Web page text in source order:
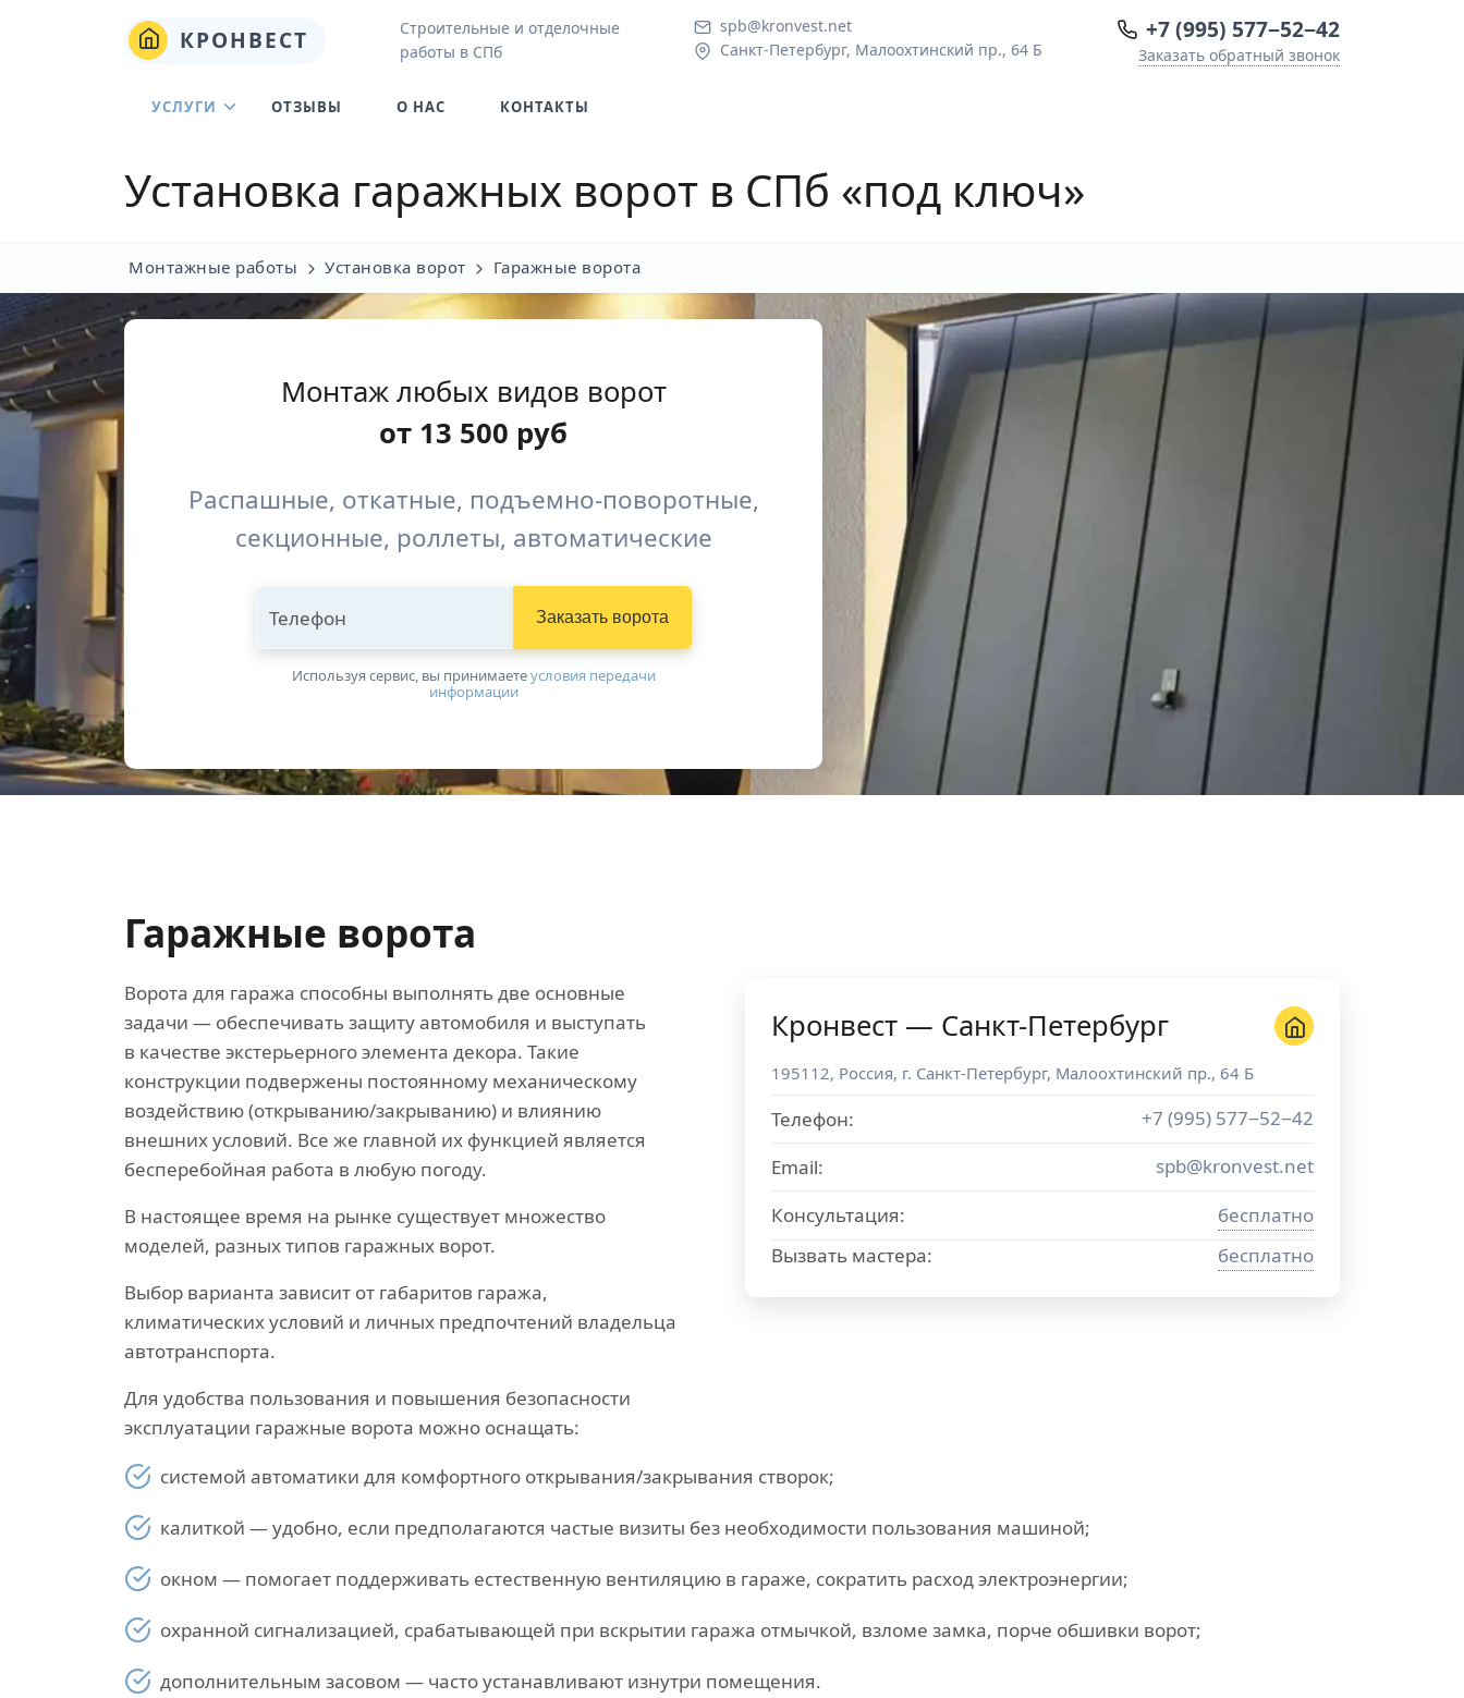
КРОНВЕСТ
Строительные и отделочные
работы в СПб
spb@kronvest.net
Санкт-Петербург, Малоохтинский пр., 64 Б
+7 (995) 577−52−42
Заказать обратный звонок
УСЛУГИ ОТЗЫВЫ О НАС КОНТАКТЫ
Установка гаражных ворот в СПб «под ключ»
Монтажные работы Установка ворот Гаражные ворота
Монтаж любых видов ворот
от 13 500 руб
Распашные, откатные, подъемно-поворотные,
секционные, роллеты, автоматические
Телефон Заказать ворота
Используя сервис, вы принимаетeусловия передачи
информации
Гаражные ворота
Ворота для гаража способны выполнять две основные
задачи — обеспечивать защиту автомобиля и выступать
в качестве экстерьерного элемента декора. Такие
конструкции подвержены постоянному механическому
воздействию (открыванию/закрыванию) и влиянию
внешних условий. Все же главной их функцией является
бесперебойная работа в любую погоду.
В настоящее время на рынке существует множество
моделей, разных типов гаражных ворот.
Выбор варианта зависит от габаритов гаража,
климатических условий и личных предпочтений владельца
автотранспорта.
Для удобства пользования и повышения безопасности
эксплуатации гаражные ворота можно оснащать:
Кронвест — Санкт-Петербург
195112, Россия, г. Санкт-Петербург, Малоохтинский пр., 64 Б
Телефон:
+7 (995) 577−52−42
Email:
spb@kronvest.net
Консультация:
бесплатно
Вызвать мастера:
бесплатно
системой автоматики для комфортного открывания/закрывания створок;
калиткой — удобно, если предполагаются частые визиты без необходимости пользования машиной;
окном — помогает поддерживать естественную вентиляцию в гараже, сократить расход электроэнергии;
охранной сигнализацией, срабатывающей при вскрытии гаража отмычкой, взломе замка, порче обшивки ворот;
дополнительным засовом — часто устанавливают изнутри помещения.